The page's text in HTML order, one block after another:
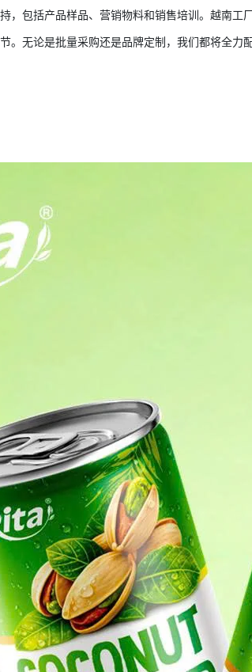
，包括产品样品、营销物料和销售培训。越南工
。无论是批量采购还是品牌定制，我们都将全力配